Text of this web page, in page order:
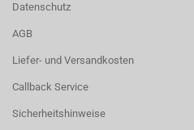
Datenschutz
AGB
Liefer- und Versandkosten
Callback Service
Sicherheitshinweise